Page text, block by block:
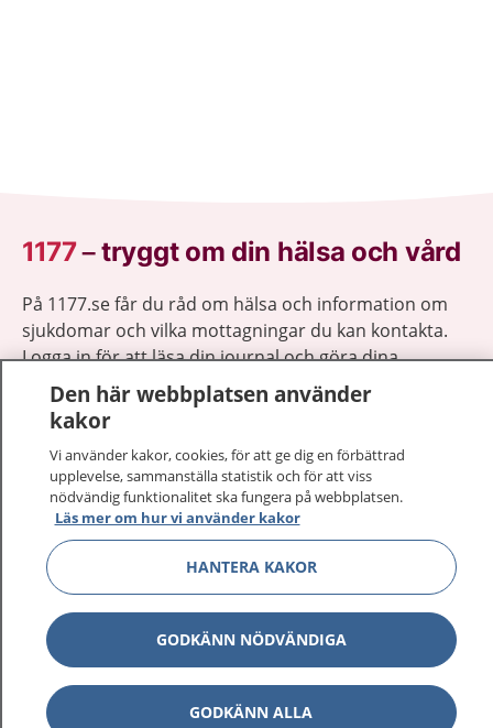
1177–tryggt om din hälsa och vård
På 1177.se får du råd om hälsa och information om
sjukdomar och vilka mottagningar du kan kontakta.
Logga in för att läsa din journal och göra dina
vårdärenden. Ring telefonnummer 1177 för
sjukvårdsrådgivning dygnet runt.
1177 ger dig råd när du vill må bättre.
1177 på flera språk Visa
Om 1177 Visa
Kontakt Visa
Den här webbplatsen använder
kakor
Vi använder kakor, cookies, för att ge dig en förbättrad
upplevelse, sammanställa statistik och för att viss
nödvändig funktionalitet ska fungera på webbplatsen.
Läs mer om hur vi använder kakor
HANTERA KAKOR
GODKÄNN NÖDVÄNDIGA
GODKÄNN ALLA